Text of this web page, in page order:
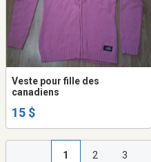
Veste pour fille des
canadiens
15 $
1 2 3